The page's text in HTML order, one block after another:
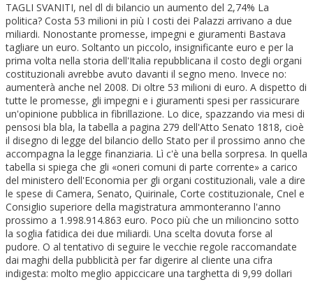
TAGLI SVANITI, nel dl di bilancio un aumento del 2,74% La
politica? Costa 53 milioni in più I costi dei Palazzi arrivano a due
miliardi. Nonostante promesse, impegni e giuramenti Bastava
tagliare un euro. Soltanto un piccolo, insignificante euro e per la
prima volta nella storia dell'Italia repubblicana il costo degli organi
costituzionali avrebbe avuto davanti il segno meno. Invece no:
aumenterà anche nel 2008. Di oltre 53 milioni di euro. A dispetto di
tutte le promesse, gli impegni e i giuramenti spesi per rassicurare
un'opinione pubblica in fibrillazione. Lo dice, spazzando via mesi di
pensosi bla bla, la tabella a pagina 279 dell'Atto Senato 1818, cioè
il disegno di legge del bilancio dello Stato per il prossimo anno che
accompagna la legge finanziaria. Lì c'è una bella sorpresa. In quella
tabella si spiega che gli «oneri comuni di parte corrente» a carico
del ministero dell'Economia per gli organi costituzionali, vale a dire
le spese di Camera, Senato, Quirinale, Corte costituzionale, Cnel e
Consiglio superiore della magistratura ammonteranno l'anno
prossimo a 1.998.914.863 euro. Poco più che un milioncino sotto
la soglia fatidica dei due miliardi. Una scelta dovuta forse al
pudore. O al tentativo di seguire le vecchie regole raccomandate
dai maghi della pubblicità per far digerire al cliente una cifra
indigesta: molto meglio appiccicare una targhetta di 9,99 dollari